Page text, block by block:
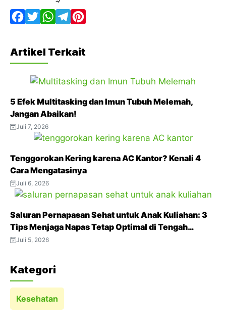
a
c
o
o
w
i
e
r
h
a
t
A
p
p
e
r
m
t
r
s
Artikel Terkait
5 Efek Multitasking dan Imun Tubuh Melemah,
Jangan Abaikan!
Juli 7, 2026
Tenggorokan Kering karena AC Kantor? Kenali 4
Cara Mengatasinya
Juli 6, 2026
Saluran Pernapasan Sehat untuk Anak Kuliahan: 3
Tips Menjaga Napas Tetap Optimal di Tengah
Aktivitas Padat
Juli 5, 2026
Kategori
Kesehatan